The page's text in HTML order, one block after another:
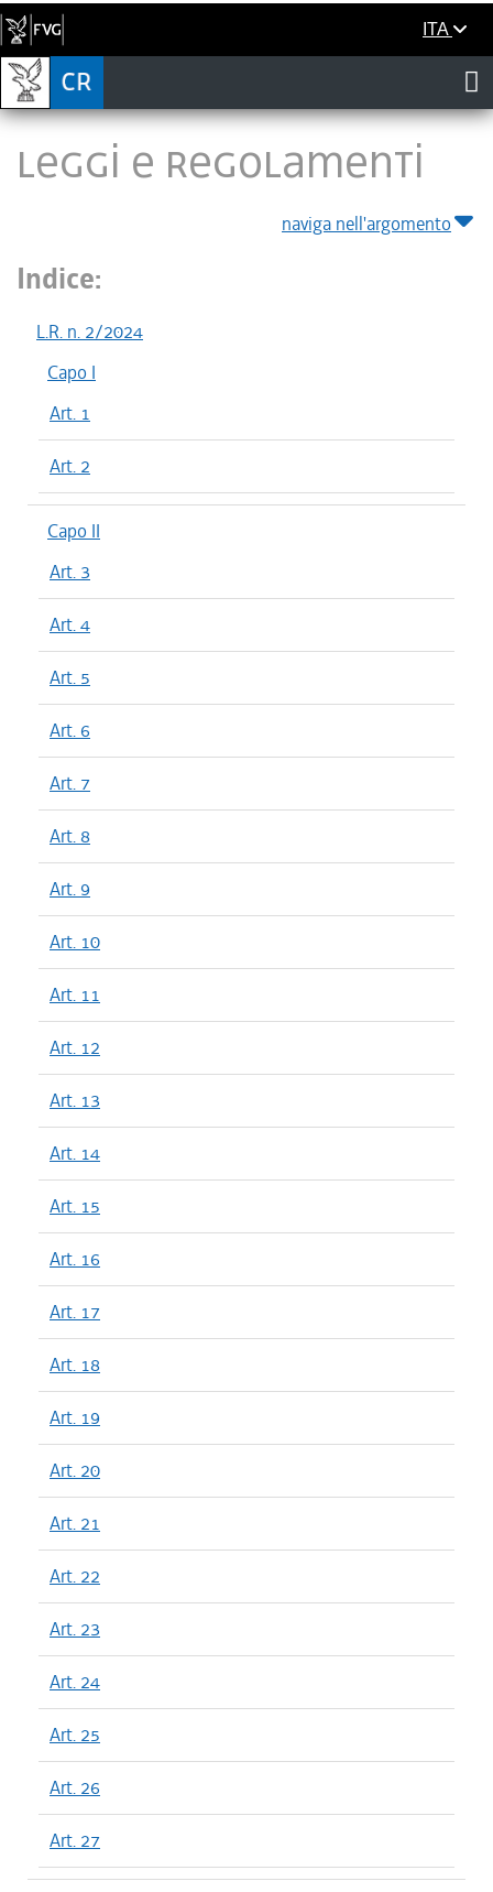
ITA
LEGGI E REGOLAMENTI
naviga nell'argomento
Indice:
L.R. n. 2/2024
Capo I
Art. 1
Art. 2
Capo II
Art. 3
Art. 4
Art. 5
Art. 6
Art. 7
Art. 8
Art. 9
Art. 10
Art. 11
Art. 12
Art. 13
Art. 14
Art. 15
Art. 16
Art. 17
Art. 18
Art. 19
Art. 20
Art. 21
Art. 22
Art. 23
Art. 24
Art. 25
Art. 26
Art. 27